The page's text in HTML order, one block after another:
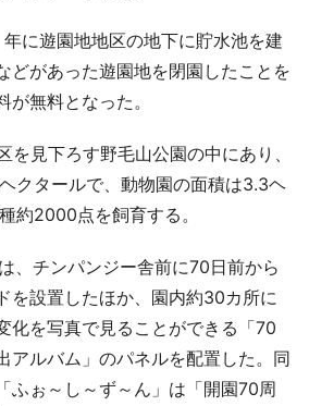
に遊園地地区の地下に貯水池を建
どがあった遊園地を閉園したことを
無料となった。
見下ろす野毛山公園の中にあり、
クタールで、動物園の面積は3.3ヘ
約2000点を飼育する。
、チンパンジー舎前に70日前から
を設置したほか、園内約30カ所に
化を写真で見ることができる「70
アルバム」のパネルを配置した。同
ふぉ～し～ず～ん」は「開園70周